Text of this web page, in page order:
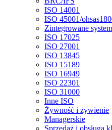
ISO 14001
ISO 45001/
Zintegrowane
ISO 17025
ISO 27001
ISO 13845
ISO 15189
ISO 16949
ISO 22301
ISO 31000
Inne ISO
Żywność i żywienie
Managerskie
Sprzedaż i obsługa